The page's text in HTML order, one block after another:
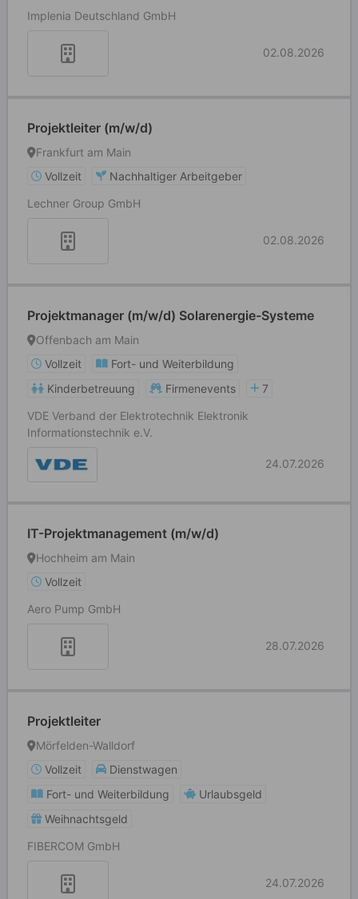
Implenia Deutschland GmbH
02.08.2026
Projektleiter (m/w/d)
Frankfurt am Main
Vollzeit
Nachhaltiger Arbeitgeber
Lechner Group GmbH
02.08.2026
Projektmanager (m/w/d) Solarenergie-Systeme
Offenbach am Main
Vollzeit
Fort- und Weiterbildung
Kinderbetreuung
Firmenevents
7
VDE Verband der Elektrotechnik Elektronik
Informationstechnik e.V.
24.07.2026
IT-Projektmanagement (m/w/d)
Hochheim am Main
Vollzeit
Aero Pump GmbH
28.07.2026
Projektleiter
Mörfelden-Walldorf
Vollzeit
Dienstwagen
Fort- und Weiterbildung
Urlaubsgeld
Weihnachtsgeld
FIBERCOM GmbH
24.07.2026